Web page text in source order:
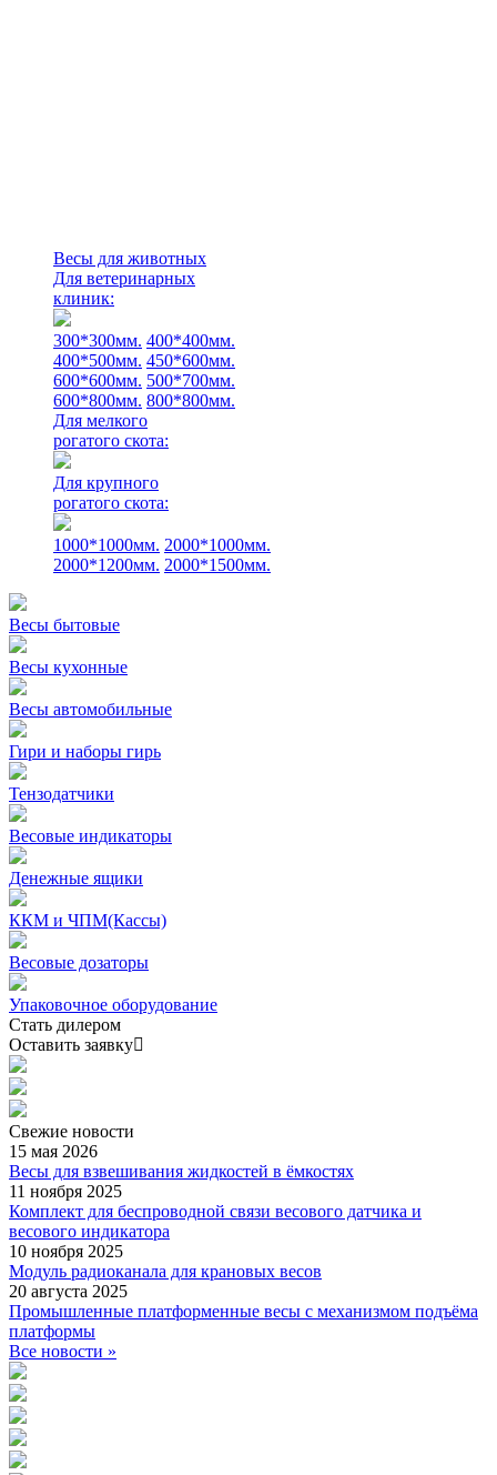
Весы для животных
Для ветеринарных
клиник:
300*300мм. 400*400мм.
400*500мм. 450*600мм.
600*600мм. 500*700мм.
600*800мм. 800*800мм.
Для мелкого
рогатого скота:
Для крупного
рогатого скота:
1000*1000мм. 2000*1000мм.
2000*1200мм. 2000*1500мм.
Весы бытовые
Весы кухонные
Весы автомобильные
Гири и наборы гирь
Тензодатчики
Весовые индикаторы
Денежные ящики
ККМ и ЧПМ(Кассы)
Весовые дозаторы
Упаковочное оборудование
Стать дилером
Оставить заявку
Свежие новости
15 мая 2026
Весы для взвешивания жидкостей в ёмкостях
11 ноября 2025
Комплект для беспроводной связи весового датчика и
весового индикатора
10 ноября 2025
Модуль радиоканала для крановых весов
20 августа 2025
Промышленные платформенные весы с механизмом подъёма
платформы
Все новости »